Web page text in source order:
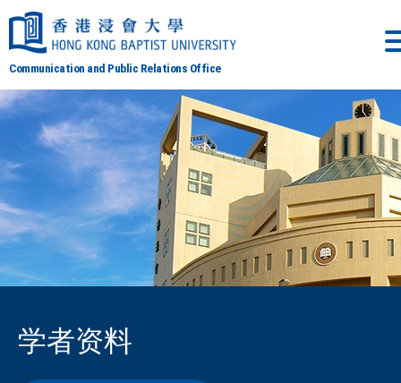
Communication and Public Relations Office
学者资料